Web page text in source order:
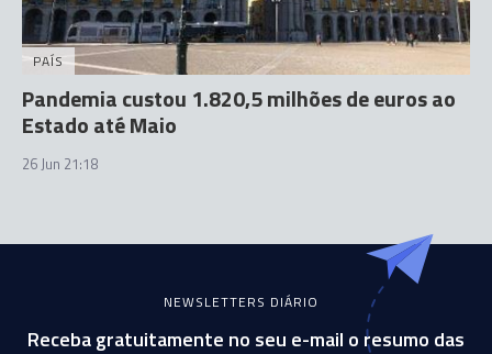
PAÍS
Pandemia custou 1.820,5 milhões de euros ao
Estado até Maio
26 Jun 21:18
NEWSLETTERS DIÁRIO
Receba gratuitamente no seu e-mail o resumo das